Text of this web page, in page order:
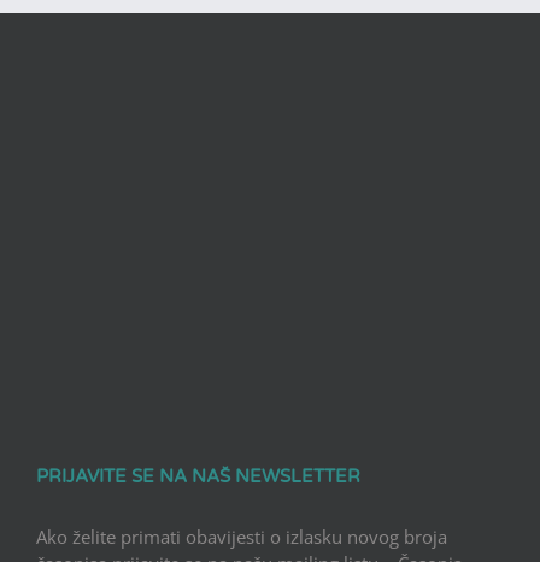
PRIJAVITE SE NA NAŠ NEWSLETTER
Ako želite primati obavijesti o izlasku novog broja